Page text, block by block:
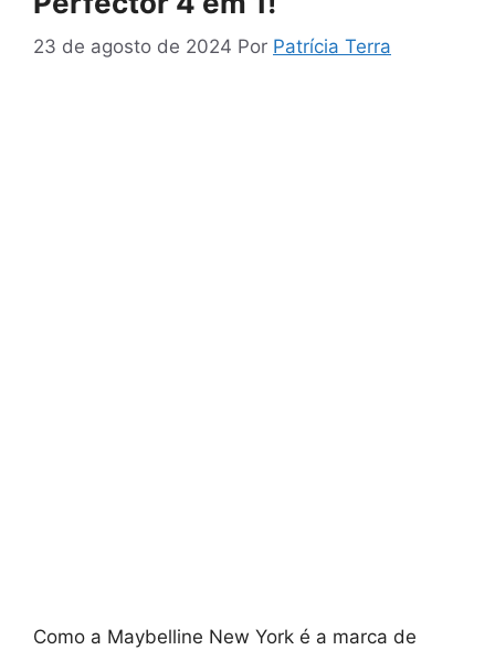
23 de agosto de 2024 Por Patrícia Terra
Como a Maybelline New York é a marca de